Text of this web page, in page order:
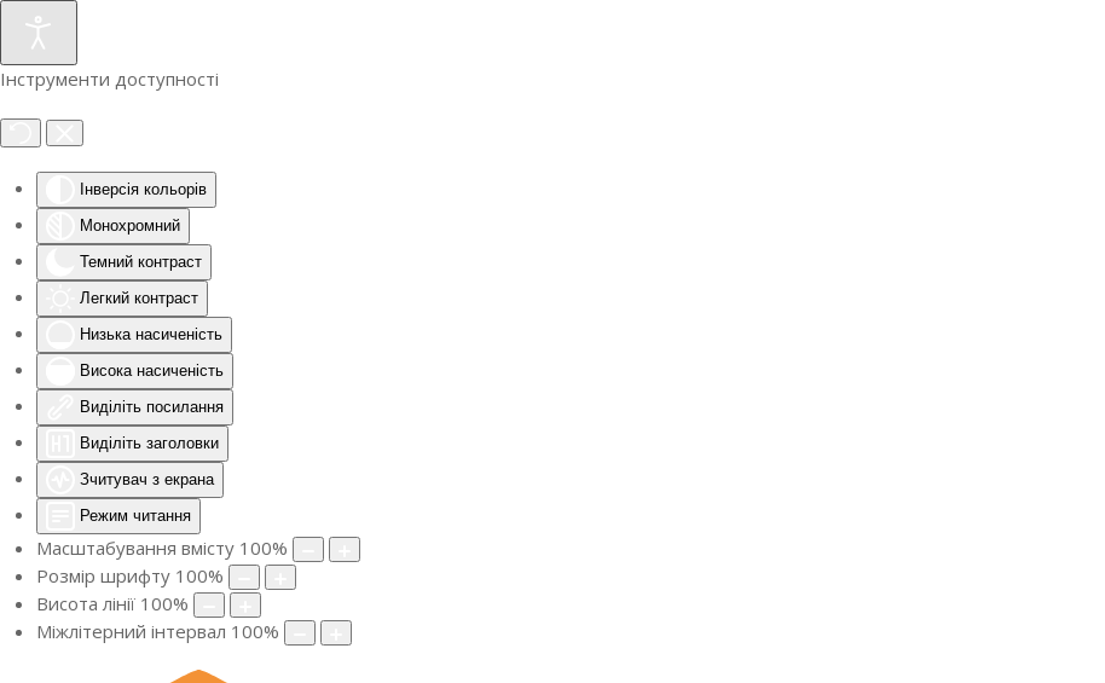
Інструменти доступності
Інверсія кольорів
Монохромний
Темний контраст
Легкий контраст
Низька насиченість
Висока насиченість
Виділіть посилання
Виділіть заголовки
Зчитувач з екрана
Режим читання
Масштабування вмісту 100%
Розмір шрифту 100%
Висота лінії 100%
Міжлітерний інтервал 100%